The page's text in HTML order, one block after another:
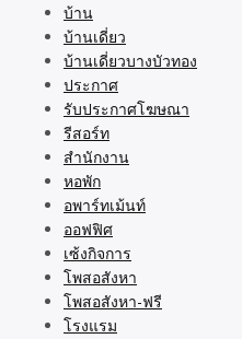
บ้าน
บ้านเดี่ยว
บ้านเดี่ยวบางบัวทอง
ประกาศ
รับประกาศโฆษณา
รีสอร์ท
สำนักงาน
หอพัก
อพาร์ทเม้นท์
ออฟฟิศ
เซ้งกิจการ
โพสอสังหา
โพสอสังหา-ฟรี
โรงแรม